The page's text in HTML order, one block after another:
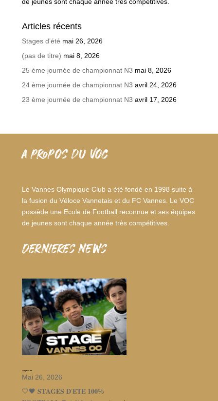
Articles récents
Stages d’été mai 26, 2026
(pas de titre) mai 8, 2026
25 ème journée de championnat N3 mai 8, 2026
24 ème journée de championnat N3 avril 24, 2026
23 ème journée de championnat N3 avril 17, 2026
A PROPOS DU VOC
Le Vannes Olympique Club a été fondé en 1998 suite à
la fusion du Véloce Vannetais et du FC Vannes. Le VOC
possède une Ecole de Football reconnue et ses équipes
de jeunes sont chaque année très compétitives.
dernieres news
Stages d’été
Mai 26, 2026
🤍🖤 𝐒𝐓𝐀𝐆𝐄𝐒 𝐃’𝐄́𝐓𝐄́ 𝟏𝟎𝟎%